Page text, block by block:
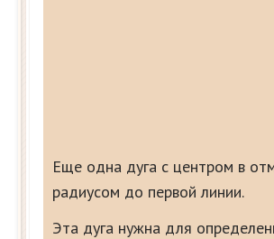
Еще одна дуга с центром в
радиусом до первой линии.
Эта дуга нужна для